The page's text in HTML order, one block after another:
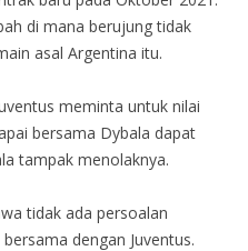
di mana berujung tidak
asal Argentina itu.
meminta untuk nilai
bersama Dybala dapat
tampak menolaknya.
tidak ada persoalan
dengan Juventus.